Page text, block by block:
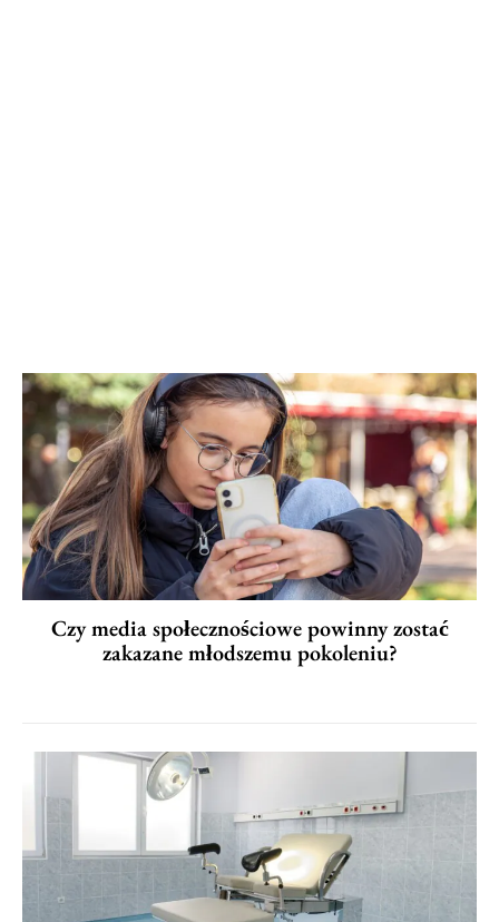
Czy media społecznościowe powinny zostać
zakazane młodszemu pokoleniu?